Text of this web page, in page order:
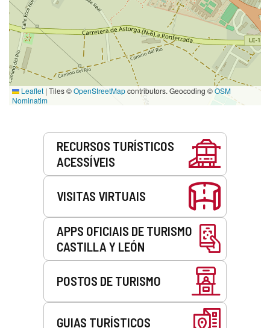
Leaflet | Tiles ©OpenStreetMapcontributors. Geocoding ©OSM
Nominatim
RECURSOS TURÍSTICOS
ACESSÍVEIS
VISITAS VIRTUAIS
APPS OFICIAIS DE TURISMO
CASTILLA Y LEÓN
POSTOS DE TURISMO
GUIAS TURÍSTICOS